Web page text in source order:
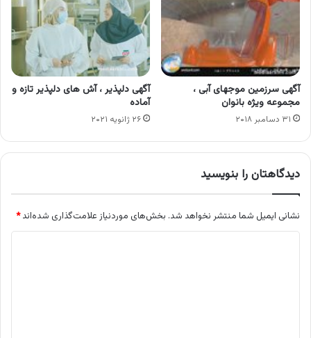
آگهی سرزمین موجهای آبی ،
مجموعه ویژه بانوان
۳۱ دسامبر ۲۰۱۸
آگهی دلپذیر ، آش های دلپذیر تازه و
آماده
۲۶ ژانویه ۲۰۲۱
دیدگاهتان را بنویسید
نشانی ایمیل شما منتشر نخواهد شد. بخش‌های موردنیاز علامت‌گذاری شده‌اند*